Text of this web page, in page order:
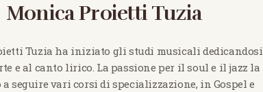
Monica Proietti Tuzia
Tuzia ha iniziato gli studi musicali dedicandosi
e al canto lirico. La passione per il soul e il jazz la
seguire vari corsi di specializzazione, in Gospel e